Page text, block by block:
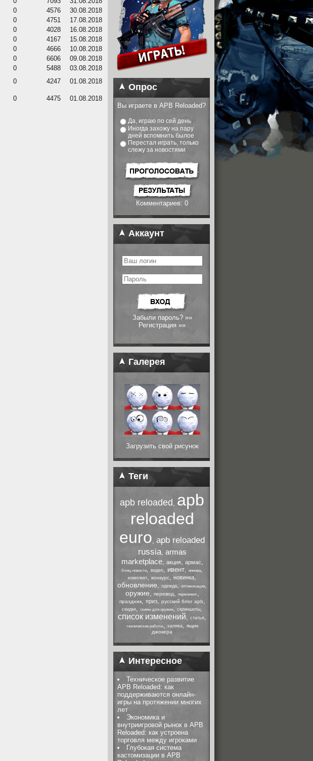
0 4576
30.08.2018
0 4751
17.08.2018
0 4028
16.08.2018
0 4167
15.08.2018
0 4666
10.08.2018
0 6606
09.08.2018
0 5488
03.08.2018
0 4247
01.08.2018
0 4475 01.08.2018
Опрос
Вы играете в APB Reloaded?
Да, играю по сей день
Иногда захожу на пару
дней вспомнить былое
Перестал играть, только
слежу за новостями
Комментариев: 0
Аккаунт
Забыли пароль? »»
Регистрация »»
Галерея
Загрузить свой рисунок
Теги
apb reloaded , apb
reloaded
euro, apb reloaded
russia, armas
marketplace, акция, армас,
блиц-новости, видео, ивент, иннова,
комплект, конкурс, новинка,
обновление, одежда, оптимизация,
оружие, перевод, перманент,
праздник, приз, русский блог apb,
скидки, скины для оружия, скриншоты,
список изменений, статья,
технические работы, халява, ящик
джокера
Интересное
Техническое развитие
APB Reloaded: как
поддерживаются онлайн-
игры на протяжении многих
лет
Экономика и
внутриигровой рынок в APB
Reloaded: как устроена
торговля между игроками
Глубокая система
кастомизации в APB